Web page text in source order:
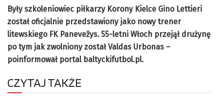
Były szkoleniowiec piłkarzy Korony Kielce Gino Lettieri
został oficjalnie przedstawiony jako nowy trener
litewskiego FK Panevežys. 55-letni Włoch przejął drużynę
po tym jak zwolniony został Valdas Urbonas –
poinformował portal baltyckifutbol.pl.
CZYTAJ TAKŻE